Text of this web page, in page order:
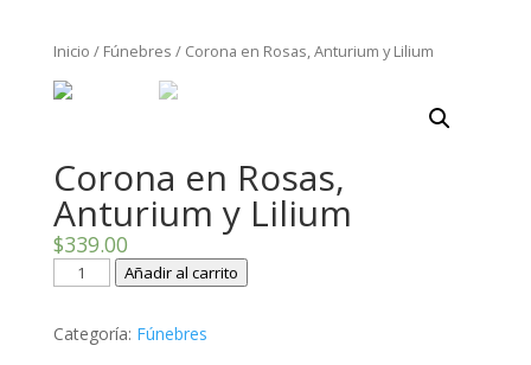
Inicio / Fúnebres / Corona en Rosas, Anturium y Lilium
Corona en Rosas,
Anturium y Lilium
$339.00
Corona
Rosas,
Anturium
Añadir al carrito
Categoría: Fúnebres